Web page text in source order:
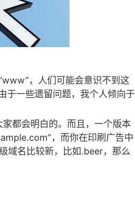
，人们可能会意识不到这
于一些遗留问题，我个人倾向于
都会明白的。而且，一个版本
，而你在印刷广告中
域名比较新，比如.beer，那么